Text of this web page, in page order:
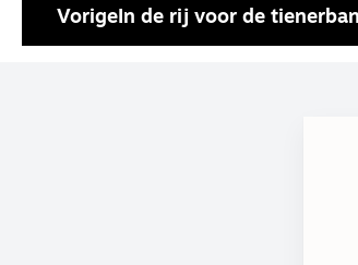
VorigeIn de rij voor de